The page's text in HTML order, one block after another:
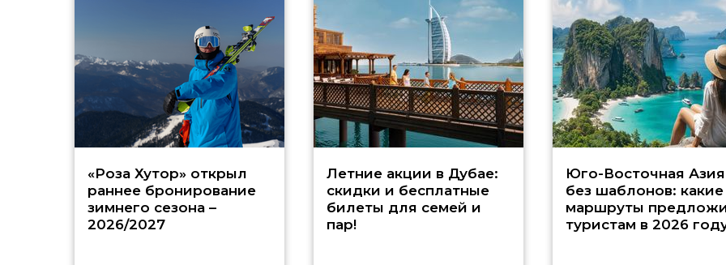
«Роза Хутор» открыл
раннее бронирование
зимнего сезона –
2026/2027
Летние акции в Дубае:
скидки и бесплатные
билеты для семей и
пар!
Юго-Восточная Азия
без шаблонов: какие
маршруты
туристам в 2026